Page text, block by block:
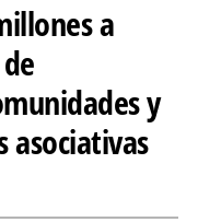
a
y
asociativas